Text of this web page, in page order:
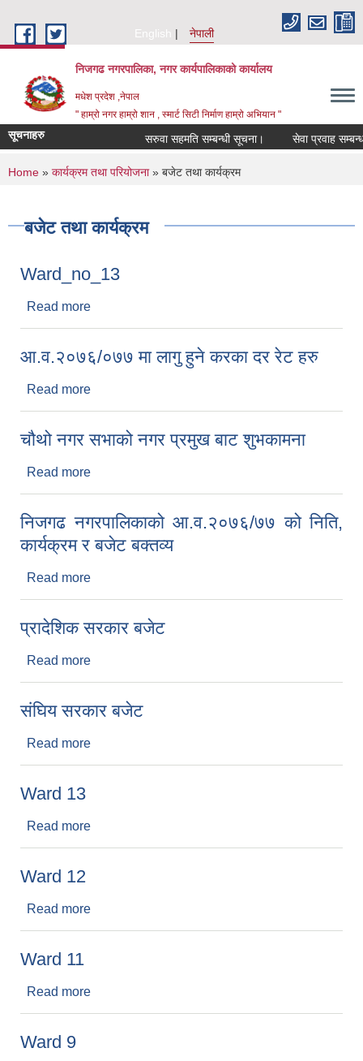
English
नेपाली
निजगढ नगरपालिका, नगर कार्यपालिकाको कार्यालय
मधेश प्रदेश ,नेपाल
" हाम्रो नगर हाम्रो शान , स्मार्ट सिटी निर्माण हाम्रो अभियान "
सूचनाहरु सरुवा सहमति सम्बन्धी सूचना। सेवा प्रवाह सम्बन्धमा।
You are here
Home » कार्यक्रम तथा परियोजना» बजेट तथा कार्यक्रम
बजेट तथा कार्यक्रम
Ward_no_13
Read more
आ.व.२०७६/०७७ मा लागु हुने करका दर रेट हरु
Read more
चौथो नगर सभाको नगर प्रमुख बाट शुभकामना
Read more
निजगढ नगरपालिकाको आ.व.२०७६/७७ को निति,
कार्यक्रम र बजेट बक्तव्य
Read more
प्रादेशिक सरकार बजेट
Read more
संघिय सरकार बजेट
Read more
Ward 13
Read more
Ward 12
Read more
Ward 11
Read more
Ward 9